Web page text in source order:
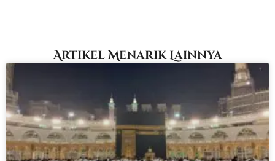
Artikel Menarik Lainnya